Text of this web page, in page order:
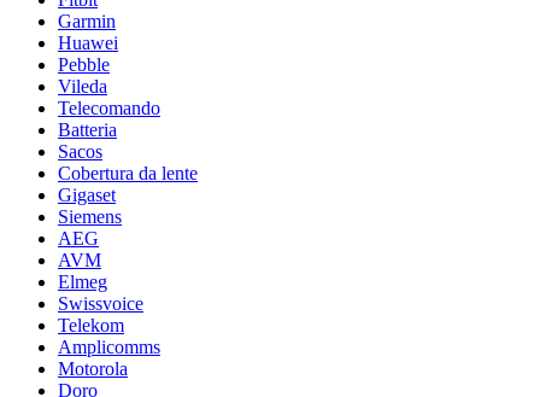
Garmin
Huawei
Pebble
Vileda
Telecomando
Batteria
Sacos
Cobertura da lente
Gigaset
Siemens
AEG
AVM
Elmeg
Swissvoice
Telekom
Amplicomms
Motorola
Doro